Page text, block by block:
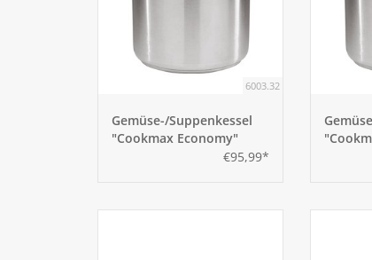
6003.32
Gemüse-/Suppenkessel
"Cookmax Economy"
€95,99*